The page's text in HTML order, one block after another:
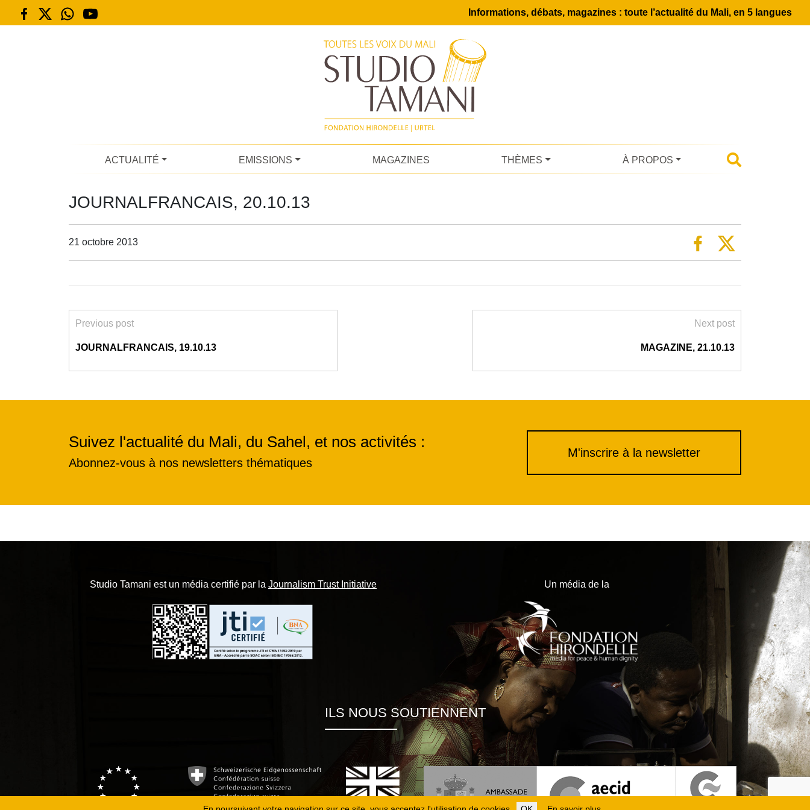
Informations, débats, magazines : toute l’actualité du Mali, en 5 langues
ACTUALITÉ EMISSIONS MAGAZINES THÈMES À PROPOS
JOURNALFRANCAIS, 20.10.13
21 octobre 2013
Previous post
JOURNALFRANCAIS, 19.10.13
Next post
MAGAZINE, 21.10.13
Suivez l'actualité du Mali, du Sahel, et nos activités :
Abonnez-vous à nos newsletters thématiques
M'inscrire à la newsletter
Studio Tamani est un média certifié par la Journalism Trust Initiative Un média de la
ILS NOUS SOUTIENNENT